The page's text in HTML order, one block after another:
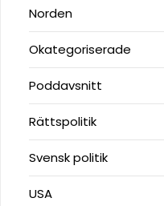
Norden
Okategoriserade
Poddavsnitt
Rättspolitik
Svensk politik
USA